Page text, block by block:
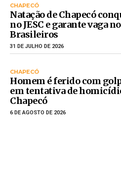
CHAPECÓ
Natação de Chapecó
no JESC e garante vaga
Brasileiros
31 DE JULHO DE 2026
CHAPECÓ
Homem é ferido com
em tentativa de
Chapecó
6 DE AGOSTO DE 2026